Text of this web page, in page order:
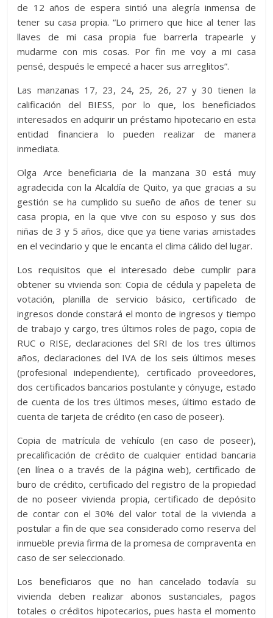
de 12 años de espera sintió una alegría inmensa de
tener su casa propia. “Lo primero que hice al tener las
llaves de mi casa propia fue barrerla trapearle y
mudarme con mis cosas. Por fin me voy a mi casa
pensé, después le empecé a hacer sus arreglitos”.
Las manzanas 17, 23, 24, 25, 26, 27 y 30 tienen la
calificación del BIESS, por lo que, los beneficiados
interesados en adquirir un préstamo hipotecario en esta
entidad financiera lo pueden realizar de manera
inmediata.
Olga Arce beneficiaria de la manzana 30 está muy
agradecida con la Alcaldía de Quito, ya que gracias a su
gestión se ha cumplido su sueño de años de tener su
casa propia, en la que vive con su esposo y sus dos
niñas de 3 y 5 años, dice que ya tiene varias amistades
en el vecindario y que le encanta el clima cálido del lugar.
Los requisitos que el interesado debe cumplir para
obtener su vivienda son: Copia de cédula y papeleta de
votación, planilla de servicio básico, certificado de
ingresos donde constará el monto de ingresos y tiempo
de trabajo y cargo, tres últimos roles de pago, copia de
RUC o RISE, declaraciones del SRI de los tres últimos
años, declaraciones del IVA de los seis últimos meses
(profesional independiente), certificado proveedores,
dos certificados bancarios postulante y cónyuge, estado
de cuenta de los tres últimos meses, último estado de
cuenta de tarjeta de crédito (en caso de poseer).
Copia de matrícula de vehículo (en caso de poseer),
precalificación de crédito de cualquier entidad bancaria
(en línea o a través de la página web), certificado de
buro de crédito, certificado del registro de la propiedad
de no poseer vivienda propia, certificado de depósito
de contar con el 30% del valor total de la vivienda a
postular a fin de que sea considerado como reserva del
inmueble previa firma de la promesa de compraventa en
caso de ser seleccionado.
Los beneficiaros que no han cancelado todavía su
vivienda deben realizar abonos sustanciales, pagos
totales o créditos hipotecarios, pues hasta el momento